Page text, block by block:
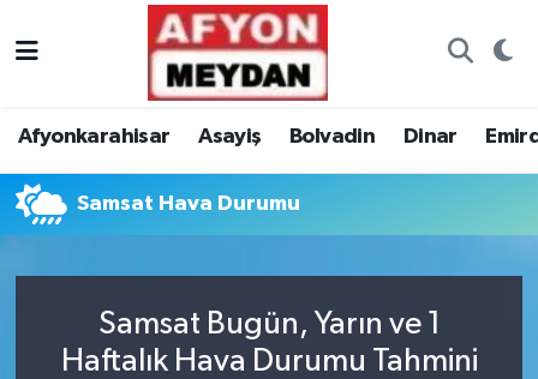
Afyonkarahisar Asayiş Bolvadin Dinar
Samsat Hava Durumu
Samsat Bugün, Yarın ve 1
Haftalık Hava Durumu Tahmini
Nöbetçi Eczaneler
Trafik Durumu
Süper Lig Puan Durumu ve Fikstür
Tüm Manşetler